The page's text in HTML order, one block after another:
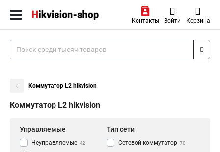
Контакты Войти Корзина
Коммутатор L2 hikvision
Коммутатор L2 hikvision
Управляемые
Неуправляемые 42
Тип сети
Сетевой коммутатор 70